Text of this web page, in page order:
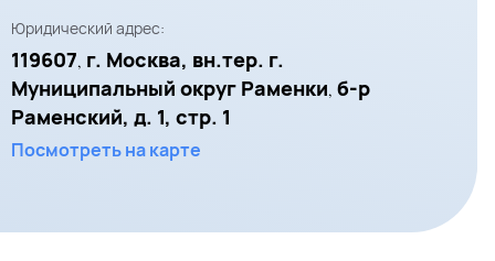
Юридический адрес:
119607, г. Москва, вн.тер. г.
Муниципальный округ Раменки, б-р
Раменский, д. 1, стр. 1
Посмотреть на карте